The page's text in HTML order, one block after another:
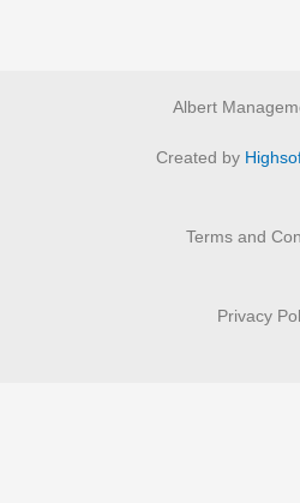
Albert
Created by
Terms and
Privacy